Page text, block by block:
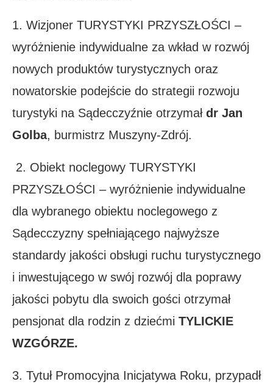
1. Wizjoner TURYSTYKI PRZYSZŁOŚCI –
wyróżnienie indywidualne za wkład w rozwój
nowych produktów turystycznych oraz
nowatorskie podejście do strategii rozwoju
turystyki na Sądecczyźnie otrzymał dr Jan
Golba, burmistrz Muszyny-Zdrój.
2. Obiekt noclegowy TURYSTYKI
PRZYSZŁOŚCI – wyróżnienie indywidualne
dla wybranego obiektu noclegowego z
Sądecczyzny spełniającego najwyższe
standardy jakości obsługi ruchu turystycznego
i inwestującego w swój rozwój dla poprawy
jakości pobytu dla swoich gości otrzymał
pensjonat dla rodzin z dziećmi TYLICKIE
WZGÓRZE.
3. Tytuł Promocyjna Inicjatywa Roku, przypadł